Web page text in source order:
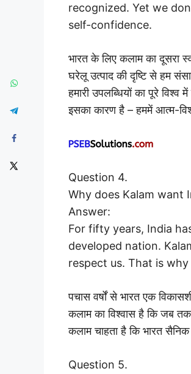
recognized. Yet we
self-confidence.
भारत के लिए कलाम का दूसरा
घरेलू उत्पाद की दृष्टि से हम
हमारी उपलब्धियों का पूरे
इसका कारण है – हममें आत्म-
Question 4.
Why does Kalam want
Answer:
For fifty years, India
developed nation.
respect us. That is
पचास वर्षों से भारत एक
कलाम का विश्वास है कि जब तक
कलाम चाहता है कि भारत
Question 5.